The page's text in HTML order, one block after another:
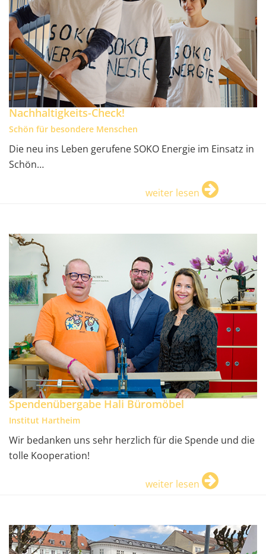
Nachhaltigkeits-Check!
Schön für besondere Menschen
Die neu ins Leben gerufene SOKO Energie im Einsatz in
Schön…
weiter lesen
Spendenübergabe Hali Büromöbel
Institut Hartheim
Wir bedanken uns sehr herzlich für die Spende und die
tolle Kooperation!
weiter lesen